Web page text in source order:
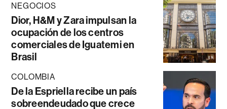
NEGOCIOS
Dior, H&M y Zara impulsan la
ocupación de los centros
comerciales de Iguatemi en
Brasil
COLOMBIA
De la Espriella recibe un país
sobreendeudado que crece